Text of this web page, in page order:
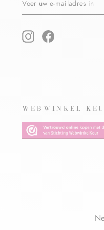
UW
E-
IN InstagramFacebook
WEBWINKEL